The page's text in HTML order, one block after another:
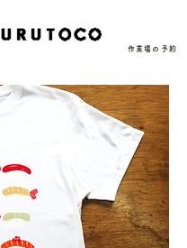
作業場の予約